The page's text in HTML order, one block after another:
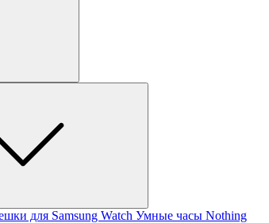
для Samsung Watch Умные часы Nothing